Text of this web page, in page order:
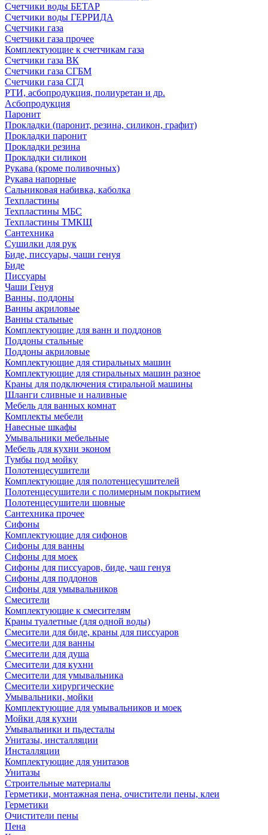
Счетчики воды БЕТАР
Счетчики воды ГЕРРИДА
Счетчики газа
Счетчики газа прочее
Комплектующие к счетчикам газа
Счетчики газа ВК
Счетчики газа СГБМ
Счетчики газа СГД
РТИ, асбопродукция, полиуретан и др.
Асбопродукция
Паронит
Прокладки (паронит, резина, силикон, графит)
Прокладки паронит
Прокладки резина
Прокладки силикон
Рукава (кроме поливочных)
Рукава напорные
Сальниковая набивка, каболка
Техпластины
Техпластины МБС
Техпластины ТМКЩ
Сантехника
Сушилки для рук
Биде, писсуары, чаши генуя
Биде
Писсуары
Чаши Генуя
Ванны, поддоны
Ванны акриловые
Ванны стальные
Комплектующие для ванн и поддонов
Поддоны стальные
Поддоны акриловые
Комплектующие для стиральных машин
Комплектующие для стиральных машин разное
Краны для подключения стиральной машины
Шланги сливные и наливные
Мебель для ванных комнат
Комплекты мебели
Навесные шкафы
Умывальники мебельные
Мебель для кухни эконом
Тумбы под мойку
Полотенцесушители
Комплектующие для полотенцесушителей
Полотенцесушители с полимерным покрытием
Полотенцесушители шовные
Сантехника прочее
Сифоны
Комплектующие для сифонов
Сифоны для ванны
Сифоны для моек
Сифоны для писсуаров, биде, чаш генуя
Сифоны для поддонов
Сифоны для умывальников
Смесители
Комплектующие к смесителям
Краны туалетные (для одной воды)
Смесители для биде, краны для писсуаров
Смесители для ванны
Смесители для душа
Смесители для кухни
Смесители для умывальника
Смесители хирургические
Умывальники, мойки
Комплектующие для умывальников и моек
Мойки для кухни
Умывальники и пьдесталы
Унитазы, инсталляции
Инсталляции
Комплектующие для унитазов
Унитазы
Строительные материалы
Герметики, монтажная пена, очистители пены, клеи
Герметики
Очистители пены
Пена